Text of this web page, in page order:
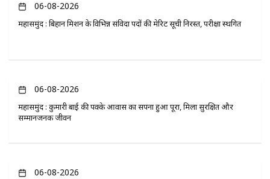
06-08-2026
महासमुंद : बिहान मिशन के विभिन्न संविदा पदों की मेरिट सूची निरस्त, परीक्षा स्थगित
06-08-2026
महासमुंद : कुमारी बाई की पक्के आवास का सपना हुआ पूरा, मिला सुरक्षित और
सम्मानजनक जीवन
06-08-2026